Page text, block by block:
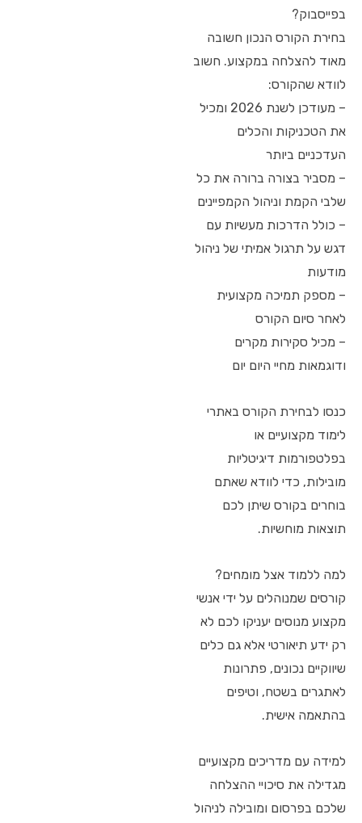
בפייסבוק?
בחירת הקורס הנכון חשובה
מאוד להצלחה במקצוע. חשוב
לוודא שהקורס:
– מעודכן לשנת 2026 ומכיל
את הטכניקות והכלים
העדכניים ביותר
– מסביר בצורה ברורה את כל
שלבי הקמת וניהול הקמפיינים
– כולל הדרכות מעשיות עם
דגש על תרגול אמיתי של ניהול
מודעות
– מספק תמיכה מקצועית
לאחר סיום הקורס
– מכיל סקירות מקרים
ודוגמאות מחיי היום יום
כנסו לבחירת הקורס באתרי
לימוד מקצועיים או
בפלטפורמות דיגיטליות
מובילות, כדי לוודא שאתם
בוחרים בקורס שיתן לכם
תוצאות מוחשיות.
למה ללמוד אצל מומחים?
קורסים שמנוהלים על ידי אנשי
מקצוע מנוסים יעניקו לכם לא
רק ידע תיאורטי אלא גם כלים
שיווקיים נכונים, פתרונות
לאתגרים בשטח, וטיפים
בהתאמה אישית.
למידה עם מדריכים מקצועיים
מגדילה את סיכויי ההצלחה
שלכם בפרסום ומובילה לניהול